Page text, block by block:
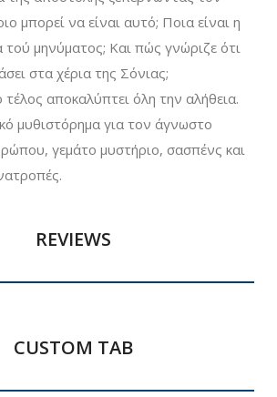
μπορεί να είναι αυτό; Ποια είναι η
μηνύματος; Και πώς γνώριζε ότι
στα χέρια της Σόνιας;
αποκαλύπτει όλη την αλήθεια.
μυθιστόρημα για τον άγνωστο
γεμάτο μυστήριο, σασπένς και
REVIEWS
CUSTOM TAB